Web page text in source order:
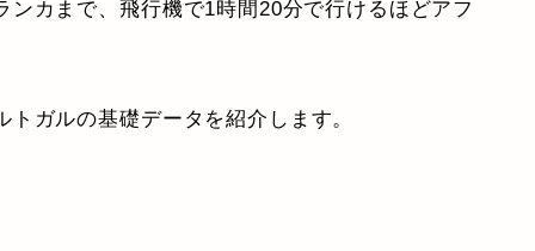
カまで、飛行機で1時間20分で行けるほどアフ
ガルの基礎データを紹介します。